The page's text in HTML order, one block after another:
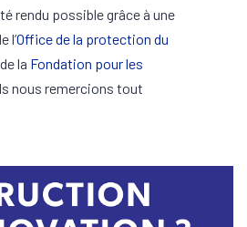
rendu possible grâce à une
l’Office de la protection du
la Fondation pour les
nous remercions tout